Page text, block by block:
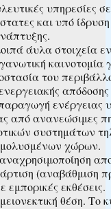
και υπό
άυλα στοιχεία
του
από ανανεώσιμες
συστημάτων
χώρων.
(αναβάθμιση
εκθέσεις.
θέση.